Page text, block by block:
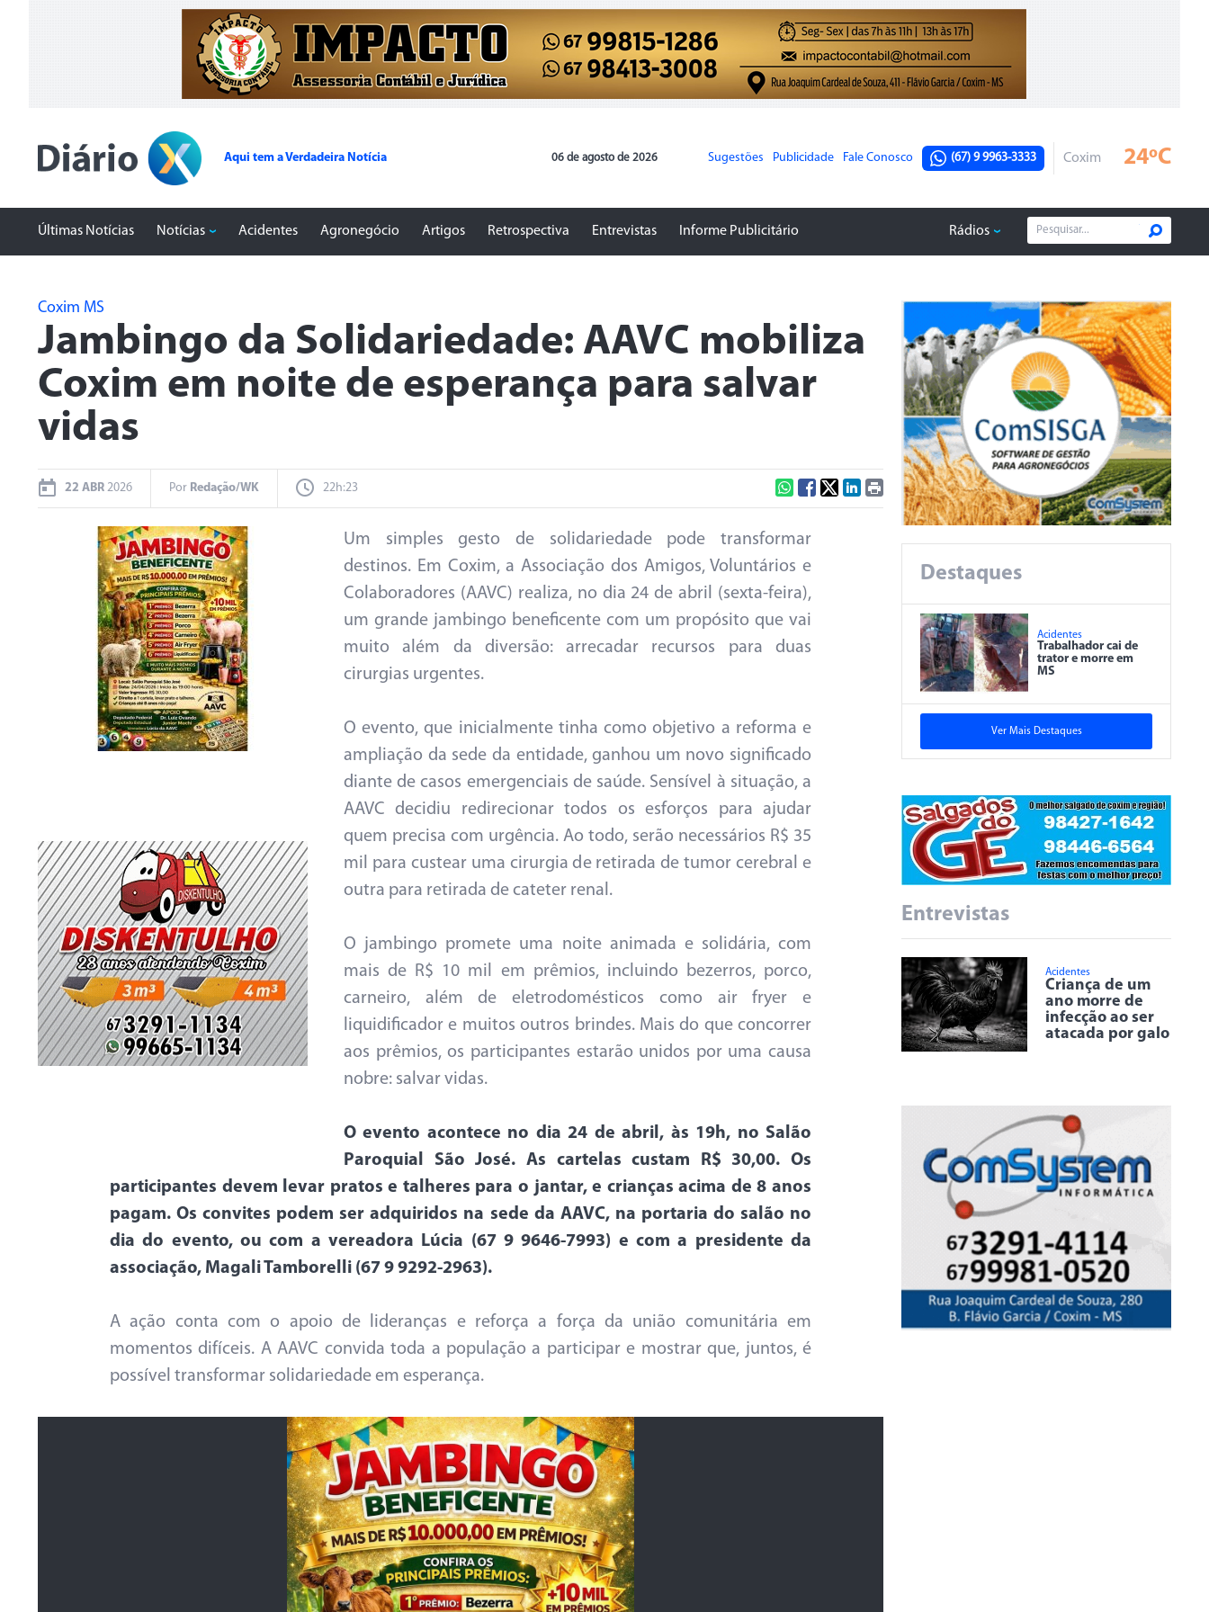
Aqui tem a Verdadeira Notícia 06 de agosto de 2026 Sugestões Publicidade Fale Conosco (67) 9 9963-3333 Coxim 24ºC
Últimas Notícias Notícias Acidentes Agronegócio Artigos Retrospectiva Entrevistas Informe Publicitário Rádios
Coxim MS
Jambingo da Solidariedade: AAVC mobiliza
Coxim em noite de esperança para salvar
vidas
22 ABR 2026 Por Redação/WK 22h:23
Um simples gesto de solidariedade pode transformar
destinos. Em Coxim, a Associação dos Amigos, Voluntários e
Colaboradores (AAVC) realiza, no dia 24 de abril (sexta-feira),
um grande jambingo beneficente com um propósito que vai
muito além da diversão: arrecadar recursos para duas
cirurgias urgentes.
O evento, que inicialmente tinha como objetivo a reforma e
ampliação da sede da entidade, ganhou um novo significado
diante de casos emergenciais de saúde. Sensível à situação, a
AAVC decidiu redirecionar todos os esforços para ajudar
quem precisa com urgência. Ao todo, serão necessários R$ 35
mil para custear uma cirurgia de retirada de tumor cerebral e
outra para retirada de cateter renal.
O jambingo promete uma noite animada e solidária, com
mais de R$ 10 mil em prêmios, incluindo bezerros, porco,
carneiro, além de eletrodomésticos como air fryer e
liquidificador e muitos outros brindes. Mais do que concorrer
aos prêmios, os participantes estarão unidos por uma causa
nobre: salvar vidas.
O evento acontece no dia 24 de abril, às 19h, no Salão
Paroquial São José. As cartelas custam R$ 30,00. Os
participantes devem levar pratos e talheres para o jantar, e crianças acima de 8 anos
pagam. Os convites podem ser adquiridos na sede da AAVC, na portaria do salão no
dia do evento, ou com a vereadora Lúcia (67 9 9646-7993) e com a presidente da
associação, Magali Tamborelli (67 9 9292-2963).
A ação conta com o apoio de lideranças e reforça a força da união comunitária em
momentos difíceis. A AAVC convida toda a população a participar e mostrar que, juntos, é
possível transformar solidariedade em esperança.
Destaques
Acidentes
Trabalhador cai de
trator e morre em
MS
Ver Mais Destaques
Entrevistas
Acidentes
Criança de um
ano morre de
infecção ao ser
atacada por galo